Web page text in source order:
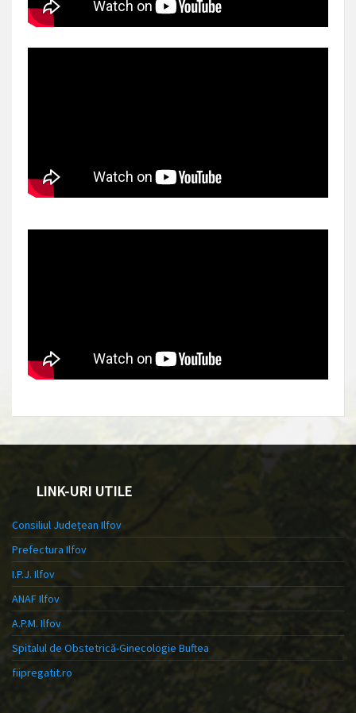
LINK-URI UTILE
Consiliul Județean Ilfov
Prefectura Ilfov
I.P.J. Ilfov
ANAF Ilfov
A.P.M. Ilfov
Spitalul de Obstetrică-Ginecologie Buftea
fiipregatit.ro